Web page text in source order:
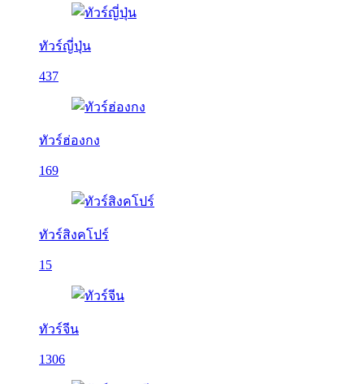
ทัวร์ญี่ปุ่น
437
ทัวร์ฮ่องกง
169
ทัวร์สิงคโปร์
15
ทัวร์จีน
1306